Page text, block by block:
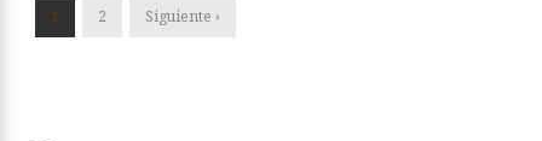
1 2 Siguiente ›